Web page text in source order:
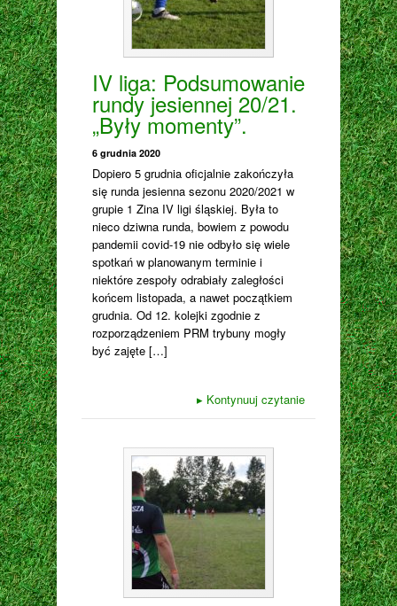
IV liga: Podsumowanie
rundy jesiennej 20/21.
„Były momenty”.
6 grudnia 2020
Dopiero 5 grudnia oficjalnie zakończyła
się runda jesienna sezonu 2020/2021 w
grupie 1 Zina IV ligi śląskiej. Była to
nieco dziwna runda, bowiem z powodu
pandemii covid-19 nie odbyło się wiele
spotkań w planowanym terminie i
niektóre zespoły odrabiały zaległości
końcem listopada, a nawet początkiem
grudnia. Od 12. kolejki zgodnie z
rozporządzeniem PRM trybuny mogły
być zajęte […]
▸ Kontynuuj czytanie